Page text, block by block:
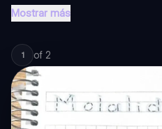
Mostrar más
1 of 2